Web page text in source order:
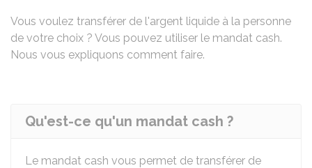
Vous voulez transférer de l'argent liquide à la personne
de votre choix ? Vous pouvez utiliser le mandat cash.
Nous vous expliquons comment faire.
Qu'est-ce qu'un mandat cash ?
Le mandat cash vous permet de transférer de